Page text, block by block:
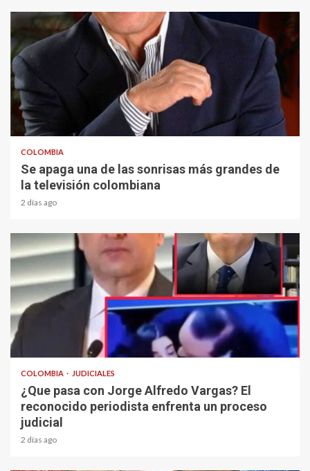
1 min read
COLOMBIA
Se apaga una de las sonrisas más grandes de
la televisión colombiana
2 días ago
COLOMBIA JUDICIALES
¿Que pasa con Jorge Alfredo Vargas? El
reconocido periodista enfrenta un proceso
judicial
2 días ago